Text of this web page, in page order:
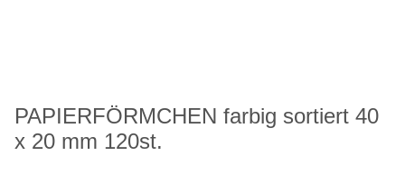
PAPIERFÖRMCHEN farbig sortiert 40
x 20 mm 120st.